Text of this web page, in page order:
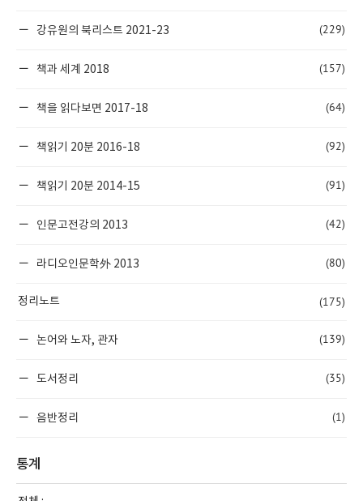
강유원의 북리스트 2021-23 (229)
책과 세계 2018 (157)
책을 읽다보면 2017-18 (64)
책읽기 20분 2016-18 (92)
책읽기 20분 2014-15 (91)
인문고전강의 2013 (42)
라디오인문학外 2013 (80)
정리노트 (175)
논어와 노자, 관자 (139)
도서정리 (35)
음반정리 (1)
통계